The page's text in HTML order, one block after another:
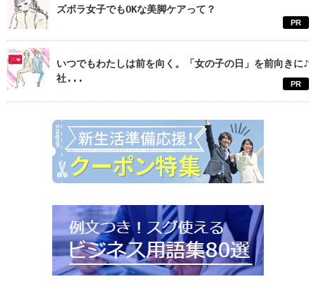
ズボラ女子でもOKな美脚ケアって？
PR
いつでもわたしは前を向く。「女の子の日」を前向きに♪
社...
PR